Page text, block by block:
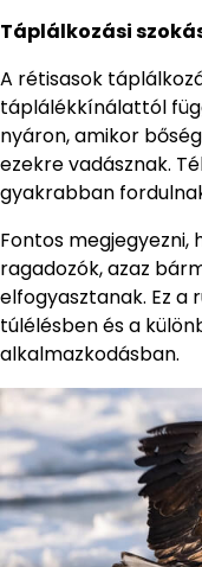
Táplálkozási
A rétisasok
táplálékkínálattól
nyáron, amikor
ezekre vadásznak.
gyakrabban
Fontos
ragadozók, azaz
elfogyasztanak. Ez a
túlélésben és a
alkalmazkodásban.